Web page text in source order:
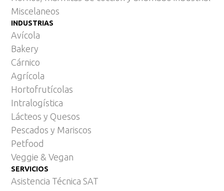
Miscelaneos
INDUSTRIAS
Avícola
Bakery
Cárnico
Agrícola
Hortofrutícolas
Intralogística
Lácteos y Quesos
Pescados y Mariscos
Petfood
Veggie & Vegan
SERVICIOS
Asistencia Técnica SAT